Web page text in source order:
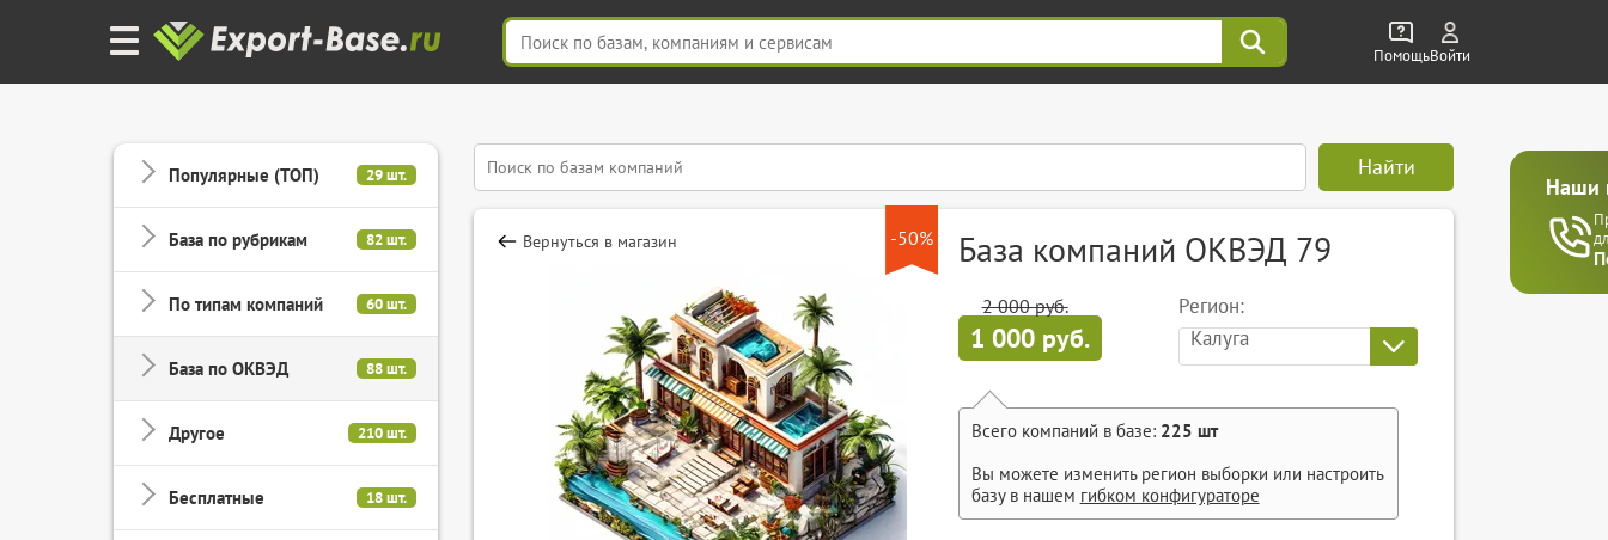
ПомощьВойти
Наши
Популярные (ТОП) 29 шт.
База по рубрикам 82 шт.
По типам компаний 60 шт.
База по ОКВЭД 88 шт.
Другое 210 шт.
Бесплатные 18 шт.
Найти
-50%
Вернуться в магазин База компаний ОКВЭД 79
2 000 руб.
1 000 руб.
Регион:
Калуга
Всего компаний в базе: 225 шт
Вы можете изменить регион выборки или настроить
базу в нашем гибком конфигураторе